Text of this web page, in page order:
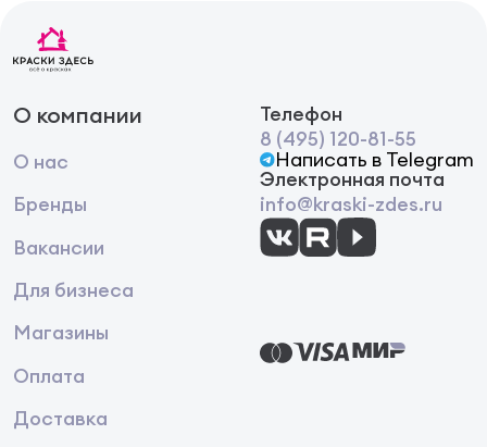
О компании
О нас
Бренды
Вакансии
Для бизнеса
Магазины
Оплата
Доставка
Телефон
8 (495) 120-81-55
Написать в Telegram
Электронная почта
info@kraski-zdes.ru